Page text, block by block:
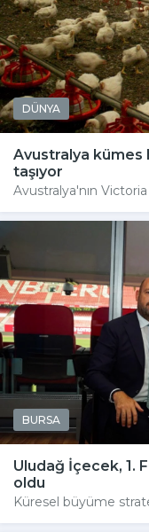
DÜNYA
Avustralya kümes
taşıyor
Avustralya'nın
BURSA
Uludağ İçecek, 1.
oldu
Küresel büyüme